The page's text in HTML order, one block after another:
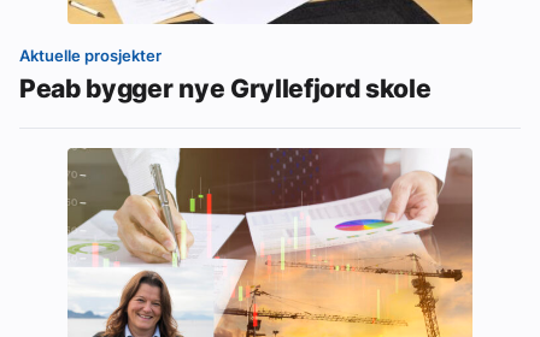
Aktuelle prosjekter
Peab bygger nye Gryllefjord skole